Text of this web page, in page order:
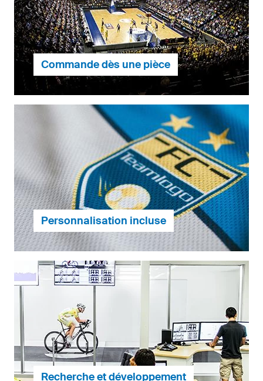
nos tenues de sport allient qualité professionnelle et
fabrication responsable — pour vous, comme pour
nos équipes.
Commande dès une pièce
Vous pouvez commander chaque produit owayo
dans n'importe quelle quantité, il n'y a pas de
minimum de commande.En savoir plus.
Personnalisation incluse
Nos tarifs incluent la personnalisation intégrale de
votre design à vos couleurs et l’impression de tous
vos logos, textes, motifs et sponsors.En savoir plus.
Recherche et développement